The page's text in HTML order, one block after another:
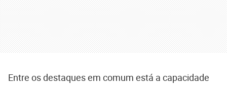
Entre os destaques em comum está a capacidade